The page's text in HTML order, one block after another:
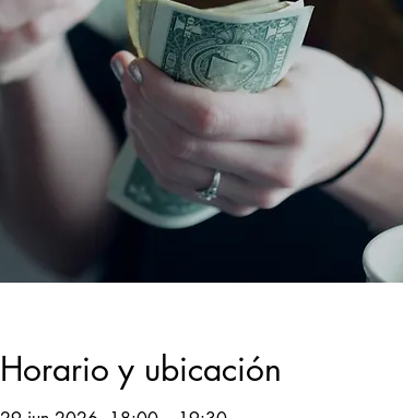
Horario y ubicación